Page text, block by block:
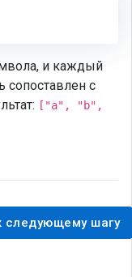
и каждый
сопоставлен с
["a", "b",
следующему шагу